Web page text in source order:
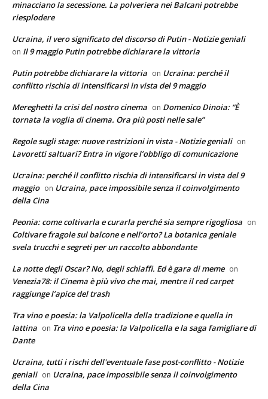
minacciano la secessione. La polveriera nei Balcani potrebbe
riesplodere
Ucraina, il vero significato del discorso di Putin - Notizie geniali
on Il 9 maggio Putin potrebbe dichiarare la vittoria
Putin potrebbe dichiarare la vittoria on Ucraina: perché il
conflitto rischia di intensificarsi in vista del 9 maggio
Mereghetti la crisi del nostro cinema on Domenico Dinoia: “È
tornata la voglia di cinema. Ora più posti nelle sale”
Regole sugli stage: nuove restrizioni in vista - Notizie geniali on
Lavoretti saltuari? Entra in vigore l’obbligo di comunicazione
Ucraina: perché il conflitto rischia di intensificarsi in vista del 9
maggio on Ucraina, pace impossibile senza il coinvolgimento
della Cina
Peonia: come coltivarla e curarla perché sia sempre rigogliosa on
Coltivare fragole sul balcone e nell’orto? La botanica geniale
svela trucchi e segreti per un raccolto abbondante
La notte degli Oscar? No, degli schiaffi. Ed è gara di meme on
Venezia78: il Cinema è più vivo che mai, mentre il red carpet
raggiunge l’apice del trash
Tra vino e poesia: la Valpolicella della tradizione e quella in
lattina on Tra vino e poesia: la Valpolicella e la saga famigliare di
Dante
Ucraina, tutti i rischi dell'eventuale fase post-conflitto - Notizie
geniali on Ucraina, pace impossibile senza il coinvolgimento
della Cina